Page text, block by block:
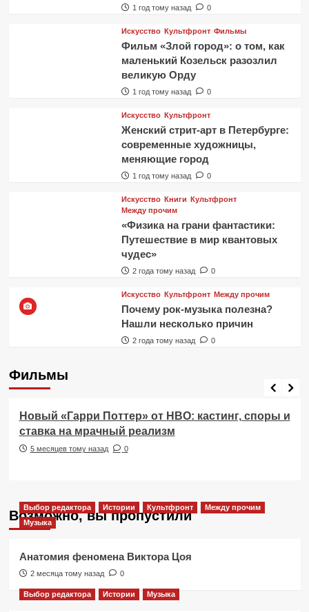
1 год тому назад 0
Искусство Культфронт Фильмы
Фильм «Злой город»: о том, как
маленький Козельск разозлил
великую Орду
1 год тому назад 0
Искусство Культфронт
Женский стрит-арт в Петербурге:
современные художницы,
меняющие город
1 год тому назад 0
Искусство Книги
Культфронт
Между прочим
«Физика на грани фантастики:
Путешествие в мир квантовых
чудес»
2 года тому назад 0
Искусство Культфронт Между прочим
Почему рок-музыка полезна?
Нашли несколько причин
2 года тому назад 0
Фильмы
Фильмы
Новый «Гарри Поттер» от HBO: кастинг, споры и
ставка на мрачный реализм
5 месяцев тому назад 0
Возможно, вы пропустили
Выбор редактора Истории Культфронт
Между прочим
Музыка
Анатомия феномена Виктора Цоя
2 месяца тому назад 0
Выбор редактора Истории Музыка